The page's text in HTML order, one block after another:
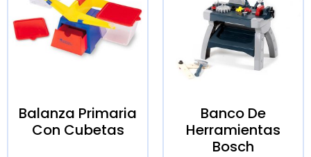
Balanza Primaria
Con Cubetas
Banco De
Herramientas
Bosch